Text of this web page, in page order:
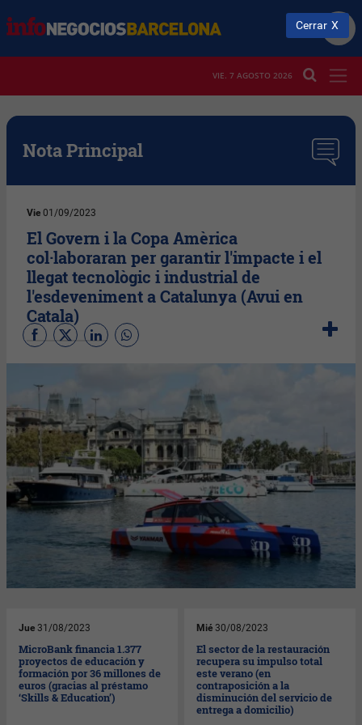
VIE. 7 AGOSTO 2026
Nota Principal
Vie 01/09/2023
El Govern i la Copa Amèrica
col·laboraran per garantir l'impacte i el
llegat tecnològic i industrial de
l'esdeveniment a Catalunya (Avui en
Catala)
Jue 31/08/2023
MicroBank financia 1.377
proyectos de educación y
formación por 36 millones de
euros (gracias al préstamo
‘Skills & Education’)
Mié 30/08/2023
El sector de la restauración
recupera su impulso total
este verano (en
contraposición a la
disminución del servicio de
entrega a domicilio)
Cerrar